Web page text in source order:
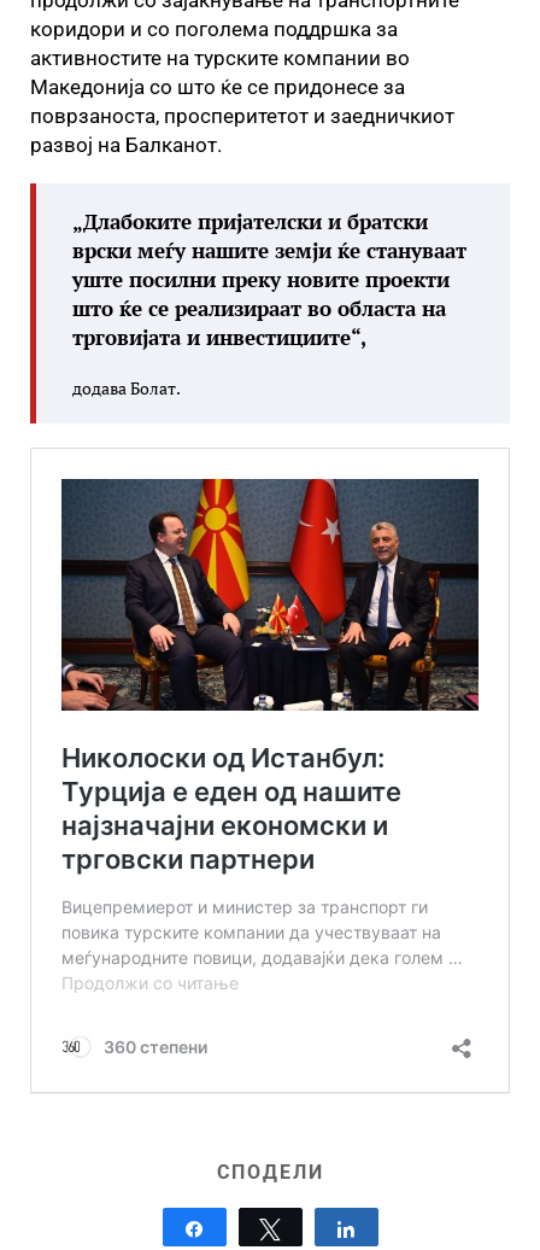
коридори и со поголема поддршка за
активностите на турските компании во
Македонија со што ќе се придонесе за
поврзаноста, просперитетот и заедничкиот
развој на Балканот.
„Длабоките пријателски и братски
врски меѓу нашите земји ќе стануваат
уште посилни преку новите проекти
што ќе се реализираат во областа на
трговијата и инвестициите“,
додава Болат.
СПОДЕЛИ
Tweet